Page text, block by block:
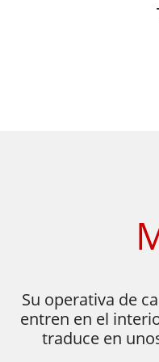
Su operativa de
entren en el
traduce en